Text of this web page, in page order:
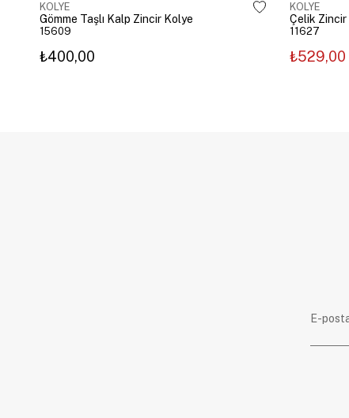
KOLYE
Gömme Taşlı Kalp Zincir Kolye
15609
₺400,00
KOLYE
11627
₺529,00